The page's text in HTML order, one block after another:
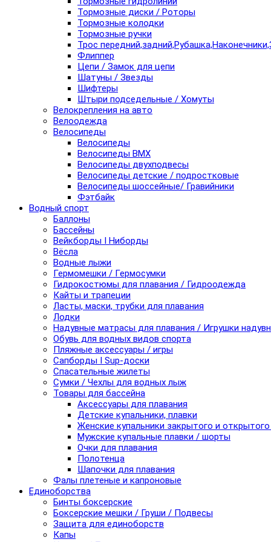
Тормозные диски / Роторы
Тормозные колодки
Тормозные ручки
Трос
Флиппер
Цепи / Замок для цепи
Шатуны / Звезды
Шифтеры
Штыри подседельные / Хомуты
Велокрепления на авто
Велоодежда
Велосипеды
Велосипеды
Велосипеды BMX
Велосипеды двухподвесы
Велосипеды детские / подростковые
Велосипеды шоссейные/ Гравийники
Фэтбайк
Водный спорт
Баллоны
Бассейны
Вейкборды I Ниборды
Вёсла
Водные лыжи
Гермомешки / Гермосумки
Гидрокостюмы для плавания / Гидроодежда
Кайты и трапеции
Ласты, маски, трубки для плавания
Лодки
Надувные матрасы для плавания / Игрушки
Обувь для водных видов спорта
Пляжные аксессуары / игры
Сапборды I Sup-доски
Спасательные жилеты
Сумки / Чехлы для водных лыж
Товары для бассейна
Аксессуары для плавания
Детские купальники, плавки
Женские купальники закрытого и
Мужские купальные плавки / шорты
Очки для плавания
Полотенца
Шапочки для плавания
Фалы плетеные и капроновые
Единоборства
Бинты боксерские
Боксерские мешки / Груши / Подвесы
Защита для единоборств
Капы